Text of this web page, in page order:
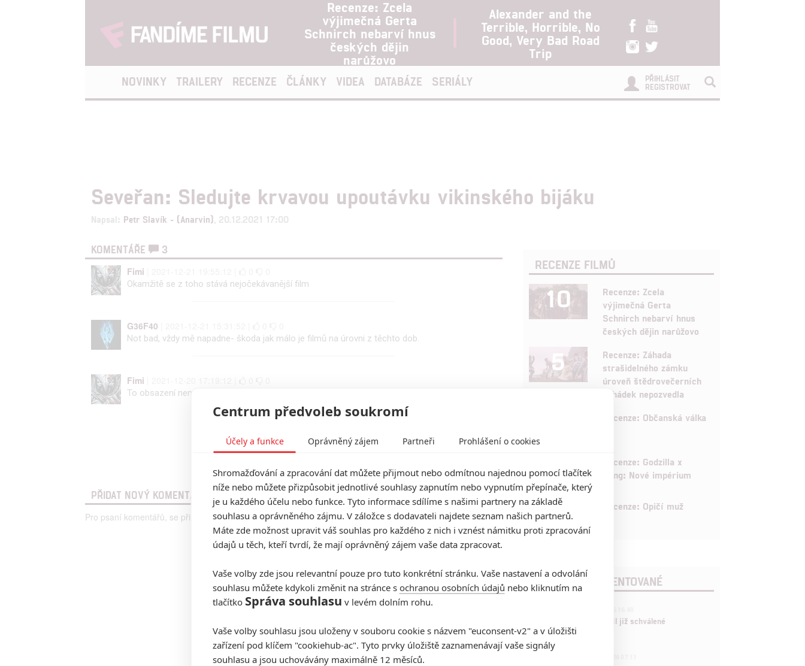
Recenze: Zcela
výjimečná Gerta
Schnirch nebarví hnus
českých dějin
narůžovo
Alexander and the
Terrible, Horrible, No
Good, Very Bad Road
Trip
NOVINKY TRAILERY RECENZE ČLÁNKY VIDEA DATABÁZE SERIÁLY
PŘIHLÁSIT
REGISTROVAT
Seveřan: Sledujte krvavou upoutávku vikinského bijáku
Napsal: Petr Slavík - (Anarvin) , 20.12.2021 17:00
KOMENTÁŘE
3
Fimi
Okamžitě se z toho stává nejočekávanější film
G36F40
Not bad, vždy mě napadne- škoda jak málo je filmů na úrovni z těchto dob.
Fimi
To obsazení nemá chybu ...ATJ je teď skoro všude...
PŘIDAT NOVÝ KOMENTÁŘ
Pro psaní komentářů, se přihlašte.
RECENZE FILMŮ
10
Recenze: Zcela
výjimečná Gerta
Schnirch nebarví hnus
českých dějin narůžovo
5
Recenze: Záhada
strašidelného zámku
úroveň štědrovečerních
pohádek nepozvedla
Recenze: Občanská válka
6
Recenze: Godzilla x
Kong: Nové impérium
8 Recenze: Opičí muž
POSLEDNÍ KOMENTOVANÉ
Marvel nečekaně zrušil již schválené
pokračování
433
Centrum předvoleb soukromí
Účely a funkce Oprávněný zájem Partneři Prohlášení o cookies
Shromažďování a zpracování dat můžete přijmout nebo odmítnou najednou pomocí tlačítek
níže nebo můžete přizpůsobit jednotlivé souhlasy zapnutím nebo vypnutím přepínače, který
je u každého účelu nebo funkce. Tyto informace sdílíme s našimi partnery na základě
souhlasu a oprávněného zájmu. V záložce s dodavateli najdete seznam našich partnerů.
Máte zde možnost upravit váš souhlas pro každého z nich i vznést námitku proti zpracování
údajů u těch, kteří tvrdí, že mají oprávněný zájem vaše data zpracovat.
Vaše volby zde jsou relevantní pouze pro tuto konkrétní stránku. Vaše nastavení a odvolání
souhlasu můžete kdykoli změnit na stránce s ochranou osobních údajů nebo kliknutím na
tlačítko Správa souhlasu v levém dolním rohu.
Vaše volby souhlasu jsou uloženy v souboru cookie s názvem "euconsent-v2" a v úložišti
zařízení pod klíčem "cookiehub-ac". Tyto prvky úložiště zaznamenávají vaše signály
souhlasu a jsou uchovávány maximálně 12 měsíců.